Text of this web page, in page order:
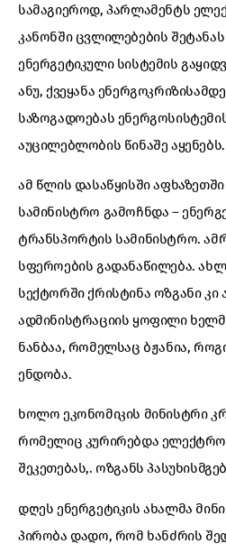
სამაგიეროდ, პარლამენტს
კანონში ცვლილებების
ენერგეტიკული სისტემის
ანუ, ქვეყანა
საზოგადოებას
აუცილებლობის წინაშე აყენებს.
ამ წლის დასაწყისში
სამინისტრო გამოჩნდა –
ტრანსპორტის სამინისტრო.
სფეროების გადანაწილება.
სექტორში ქრისტინა ოზგანი კი
ადმინისტრაციის ყოფილი
ნანბაა, რომელსაც ბჟანია,
ენდობა.
ხოლო ეკონომიკის მინისტრი
რომელიც კურირებდა
შეკეთებას,. ოზგანს
დღეს ენერგეტიკის ახალმა
პირობა დადო, რომ ხანძრის